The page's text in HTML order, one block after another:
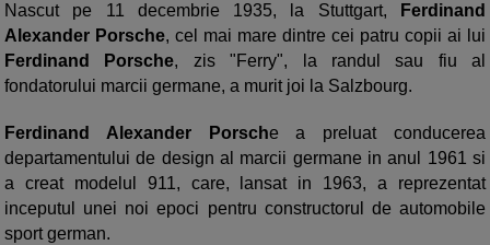
Nascut pe 11 decembrie 1935, la Stuttgart,
Ferdinand
Alexander Porsche, cel mai mare dintre cei patru copii ai lui
Ferdinand Porsche, zis "Ferry", la randul sau fiu al
fondatorului marcii germane, a murit joi la Salzbourg.
Ferdinand Alexander Porsche a preluat conducerea
departamentului de design al marcii germane in anul 1961 si
a creat modelul 911, care, lansat in 1963, a reprezentat
inceputul unei noi epoci pentru constructorul de automobile
sport german.